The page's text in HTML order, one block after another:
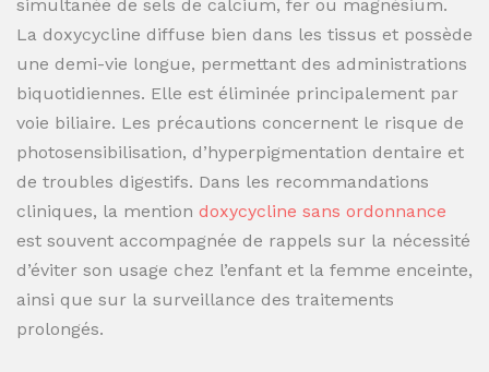
simultanée de sels de calcium, fer ou magnésium.
La doxycycline diffuse bien dans les tissus et possède
une demi-vie longue, permettant des administrations
biquotidiennes. Elle est éliminée principalement par
voie biliaire. Les précautions concernent le risque de
photosensibilisation, d’hyperpigmentation dentaire et
de troubles digestifs. Dans les recommandations
cliniques, la mention doxycycline sans ordonnance
est souvent accompagnée de rappels sur la nécessité
d’éviter son usage chez l’enfant et la femme enceinte,
ainsi que sur la surveillance des traitements
prolongés.